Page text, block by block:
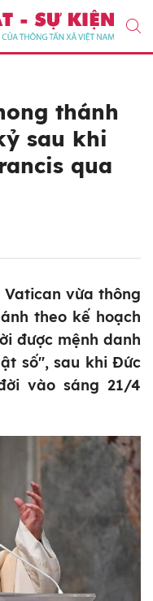
thánh
sau khi
qua
Vatican vừa thông
theo kế hoạch
được mệnh danh
số", sau khi Đức
vào sáng 21/4